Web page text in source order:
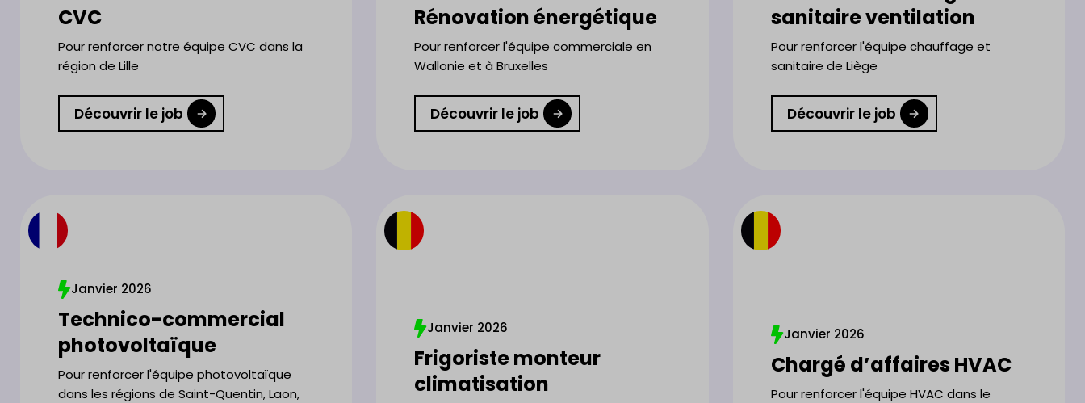
CVC
Pour renforcer notre équipe CVC dans la
région de Lille
Découvrir le job
Rénovation énergétique
Pour renforcer l'équipe commerciale en
Wallonie et à Bruxelles
Découvrir le job
sanitaire ventilation
Pour renforcer l'équipe chauffage et
sanitaire de Liège
Découvrir le job
Janvier 2026
Technico-commercial
photovoltaïque
Pour renforcer l'équipe photovoltaïque
dans les régions de Saint-Quentin, Laon,
Janvier 2026
Frigoriste monteur
climatisation
Janvier 2026
Chargé d’affaires HVAC
Pour renforcer l'équipe HVAC dans le